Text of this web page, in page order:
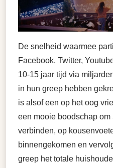
De snelheid waarmee
Facebook, Twitter,
10-15 jaar tijd via
in hun greep hebben
is alsof een op het oog
een mooie boodschap
verbinden, op
binnengekomen en
greep het totale